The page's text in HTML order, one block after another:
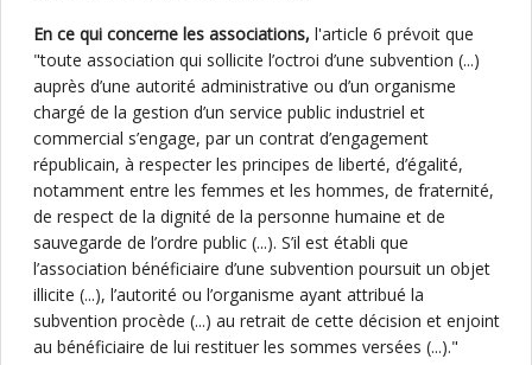
En ce qui concerne les associations, l'article 6 prévoit que
"toute association qui sollicite l’octroi d’une subvention (...)
auprès d’une autorité administrative ou d’un organisme
chargé de la gestion d’un service public industriel et
commercial s’engage, par un contrat d’engagement
républicain, à respecter les principes de liberté, d’égalité,
notamment entre les femmes et les hommes, de fraternité,
de respect de la dignité de la personne humaine et de
sauvegarde de l’ordre public (...). S’il est établi que
l’association bénéficiaire d’une subvention poursuit un objet
illicite (...), l’autorité ou l’organisme ayant attribué la
subvention procède (...) au retrait de cette décision et enjoint
au bénéficiaire de lui restituer les sommes versées (...)."